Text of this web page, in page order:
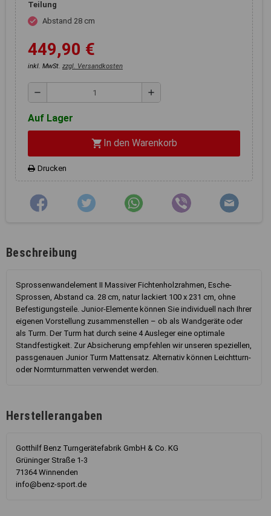
Teilung
check Abstand 28 cm
449,90 €
inkl. MwSt. zzgl. Versandkosten
remove add
Auf Lager
shopping_cart In den Warenkorb
Drucken
Beschreibung
Sprossenwandelement II Massiver Fichtenholzrahmen, Esche-
Sprossen, Abstand ca. 28 cm, natur lackiert 100 x 231 cm, ohne
Befestigungsteile. Junior-Elemente können Sie individuell nach Ihrer
eigenen Vorstellung zusammenstellen – ob als Wandgeräte oder
als Turm. Der Turm hat durch seine 4 Ausleger eine optimale
Standfestigkeit. Zur Absicherung empfehlen wir unseren speziellen,
passgenauen Junior Turm Mattensatz. Alternativ können Leichtturn-
oder Normturnmatten verwendet werden.
Herstellerangaben
Gotthilf Benz Turngerätefabrik GmbH & Co. KG
Grüninger Straße 1-3
71364 Winnenden
info@benz-sport.de